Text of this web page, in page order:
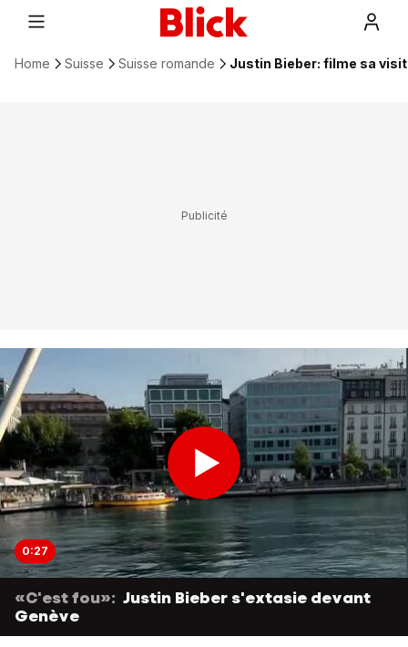
Home Suisse Suisse romande Justin Bieber: filme sa
0:27
«C'est fou»: Justin Bieber s'extasie devant
Genève